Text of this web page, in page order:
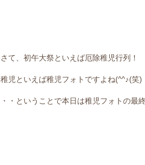
さて、初午大祭といえば厄除稚児行列！
稚児といえば稚児フォトですよね(^^♪(笑)
・・ということで本日は稚児フォトの最